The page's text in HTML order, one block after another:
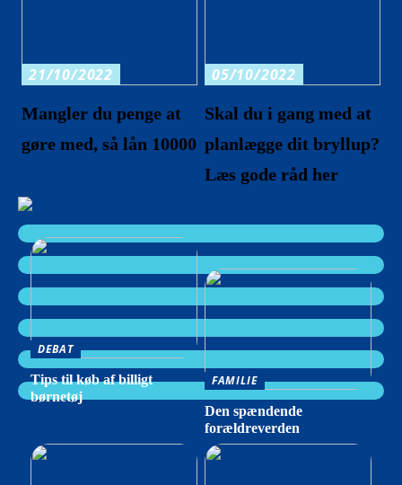
21/10/2022
Mangler du penge at
gøre med, så lån 10000
05/10/2022
Skal du i gang med at
planlægge dit bryllup?
Læs gode råd her
DEBAT
Tips til køb af billigt
børnetøj
FAMILIE
Den spændende
forældreverden